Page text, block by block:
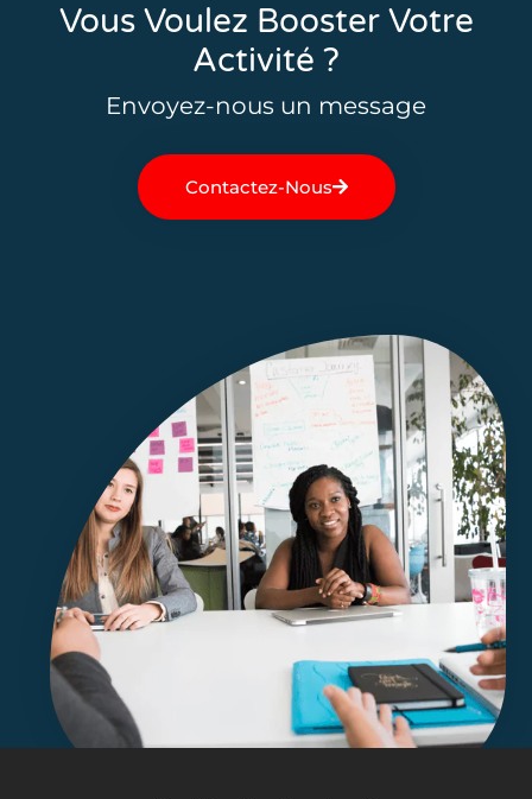
Vous Voulez Booster Votre
Activité ?
Envoyez-nous un message
Contactez-Nous